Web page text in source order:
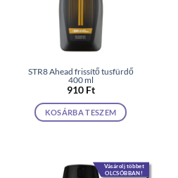
STR8 Ahead frissítő tusfürdő
400 ml
910 Ft
KOSÁRBA TESZEM
Vásárolj többet
OLCSÓBBAN!